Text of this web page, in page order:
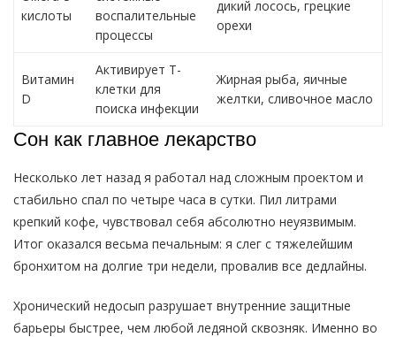
кислоты
воспалительные
процессы
дикий лосось, грецкие
орехи
Витамин
D
Активирует Т-
клетки для
поиска инфекции
Жирная рыба, яичные
желтки, сливочное масло
Сон как главное лекарство
Несколько лет назад я работал над сложным проектом и
стабильно спал по четыре часа в сутки. Пил литрами
крепкий кофе, чувствовал себя абсолютно неуязвимым.
Итог оказался весьма печальным: я слег с тяжелейшим
бронхитом на долгие три недели, провалив все дедлайны.
Хронический недосып разрушает внутренние защитные
барьеры быстрее, чем любой ледяной сквозняк. Именно во